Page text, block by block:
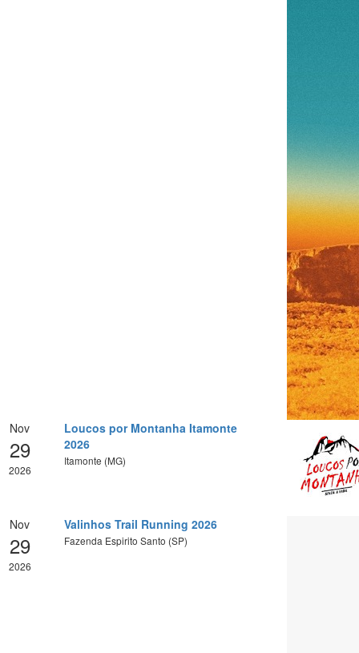
Nov
29
2026
Loucos por Montanha Itamonte
2026
Itamonte (MG)
Nov
29
2026
Valinhos Trail Running 2026
Fazenda Espirito Santo (SP)